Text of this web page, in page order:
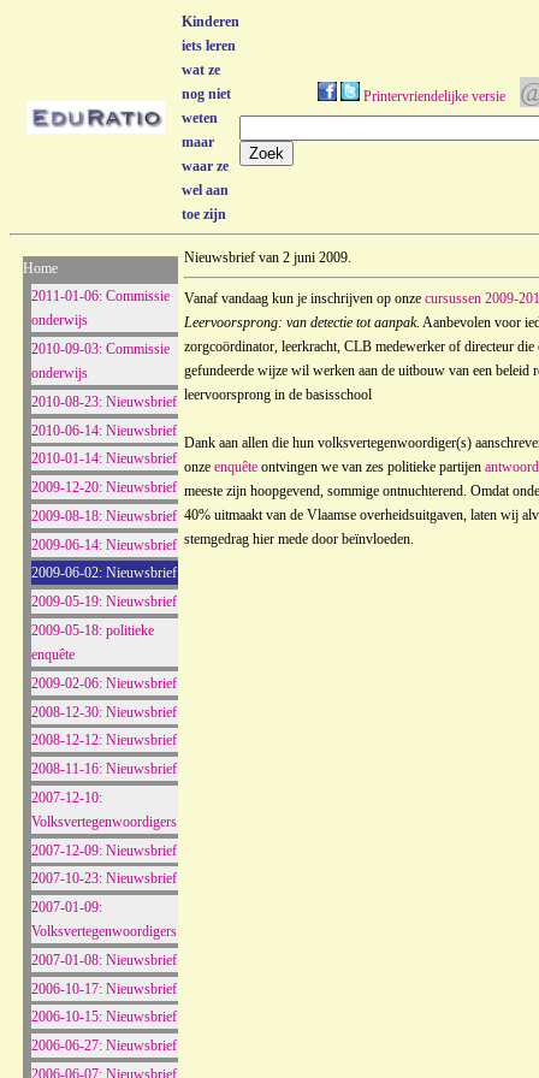
Kinderen
iets leren
wat ze
nog niet
weten
maar
waar ze
wel aan
toe zijn
Printervriendelijke versie
Home
2011-01-06: Commissie
onderwijs
2010-09-03: Commissie
onderwijs
2010-08-23: Nieuwsbrief
2010-06-14: Nieuwsbrief
2010-01-14: Nieuwsbrief
2009-12-20: Nieuwsbrief
2009-08-18: Nieuwsbrief
2009-06-14: Nieuwsbrief
2009-06-02: Nieuwsbrief
2009-05-19: Nieuwsbrief
2009-05-18: politieke
enquête
2009-02-06: Nieuwsbrief
2008-12-30: Nieuwsbrief
2008-12-12: Nieuwsbrief
2008-11-16: Nieuwsbrief
2007-12-10:
Volksvertegenwoordigers
2007-12-09: Nieuwsbrief
2007-10-23: Nieuwsbrief
2007-01-09:
Volksvertegenwoordigers
2007-01-08: Nieuwsbrief
2006-10-17: Nieuwsbrief
2006-10-15: Nieuwsbrief
2006-06-27: Nieuwsbrief
2006-06-07: Nieuwsbrief
Nieuwsbrief van 2 juni 2009.
Vanaf vandaag kun je inschrijven op onze cursussen 2009-
Leervoorsprong: van detectie tot aanpak. Aanbevolen voor
zorgcoördinator, leerkracht, CLB medewerker of directeur die
gefundeerde wijze wil werken aan de uitbouw van een beleid
leervoorsprong in de basisschool
Dank aan allen die hun volksvertegenwoordiger(s)
onze enquête ontvingen we van zes politieke partijen
meeste zijn hoopgevend, sommige ontnuchterend. Omdat
40% uitmaakt van de Vlaamse overheidsuitgaven, laten wij
stemgedrag hier mede door beïnvloeden.